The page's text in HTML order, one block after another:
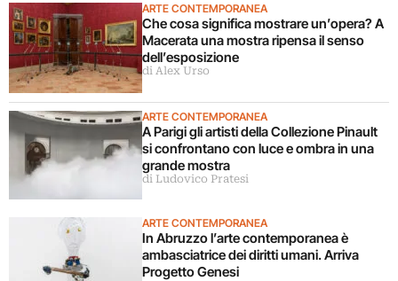
ARTE CONTEMPORANEA
Che cosa significa mostrare un’opera? A
Macerata una mostra ripensa il senso
dell’esposizione
di Alex Urso
ARTE CONTEMPORANEA
A Parigi gli artisti della Collezione Pinault
si confrontano con luce e ombra in una
grande mostra
di Ludovico Pratesi
ARTE CONTEMPORANEA
In Abruzzo l’arte contemporanea è
ambasciatrice dei diritti umani. Arriva
Progetto Genesi